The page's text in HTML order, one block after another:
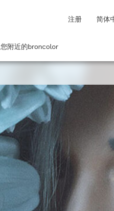
注册 简体
您附近的broncolor